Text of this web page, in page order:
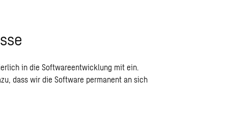
in die Softwareentwicklung mit ein.
dass wir die Software permanent an sich